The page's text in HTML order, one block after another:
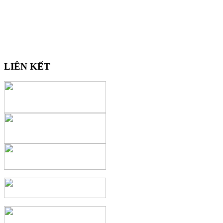
LIÊN KẾT